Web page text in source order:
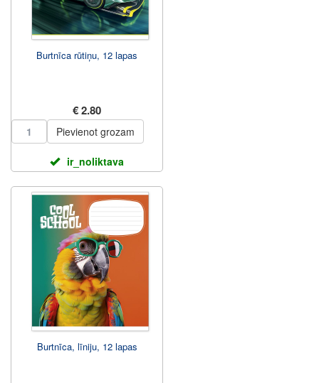
Burtnīca rūtiņu, 12 lapas
€ 2.80
Pievienot grozam
ir_noliktava
Burtnīca, līniju, 12 lapas